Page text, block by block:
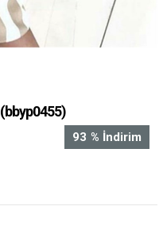
(bbyp0455)
%
93 İndirim